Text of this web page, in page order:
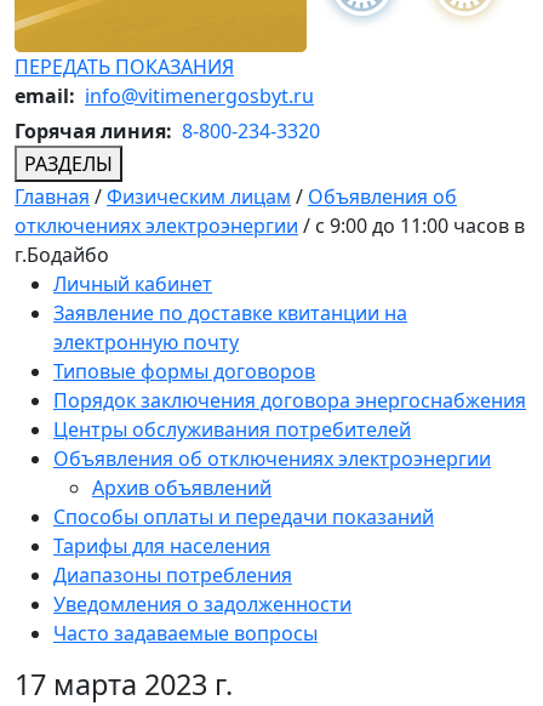
ПЕРЕДАТЬ ПОКАЗАНИЯ
email: info@vitimenergosbyt.ru
Горячая линия: 8-800-234-3320
РАЗДЕЛЫ
Главная /Физическим лицам / Объявления об
отключениях электроэнергии / с 9:00 до 11:00 часов в
г.Бодайбо
Личный кабинет
Заявление по доставке квитанции на
электронную почту
Типовые формы договоров
Порядок заключения договора энергоснабжения
Центры обслуживания потребителей
Объявления об отключениях электроэнергии
Архив объявлений
Способы оплаты и передачи показаний
Тарифы для населения
Диапазоны потребления
Уведомления о задолженности
Часто задаваемые вопросы
17 марта 2023 г.